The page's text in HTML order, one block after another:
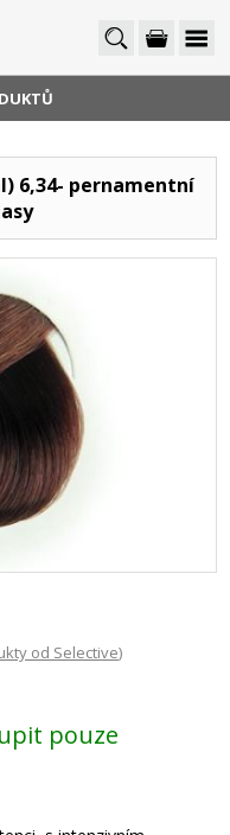
6,34- pernamentní
od Selective)
pouze